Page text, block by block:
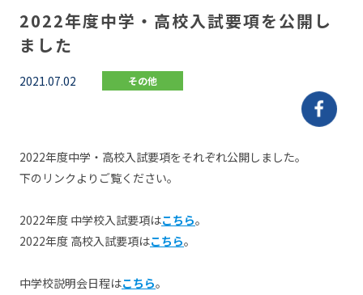
2022年度中学・高校入試要項を公開し
ました
2021.07.02 その他
2022年度中学・高校入試要項をそれぞれ公開しました。
下のリンクよりご覧ください。
2022年度 中学校入試要項はこちら。
2022年度 高校入試要項はこちら。
中学校説明会日程はこちら。